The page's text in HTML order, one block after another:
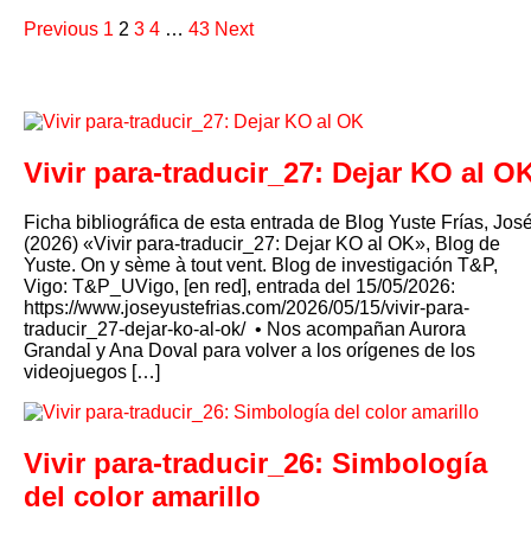
Previous 1 2 3 4 … 43 Next
Vivir para-traducir_27: Dejar KO al
Ficha bibliográfica de esta entrada de Blog Yuste Frías,
(2026) «Vivir para-traducir_27: Dejar KO al OK», Blog de
Yuste. On y sème à tout vent. Blog de investigación T&P,
Vigo: T&P_UVigo, [en red], entrada del 15/05/2026:
https://www.joseyustefrias.com/2026/05/15/vivir-para-
traducir_27-dejar-ko-al-ok/ •⁠ Nos acompañan Aurora
Grandal y Ana Doval para volver a los orígenes de los
videojuegos […]
Vivir para-traducir_26: Simbología
del color amarillo